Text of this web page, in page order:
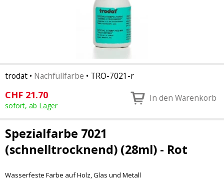
trodat • Nachfüllfarbe • TRO-7021-r
CHF 21.70
sofort, ab Lager
In den Warenkorb
Spezialfarbe 7021
(schnelltrocknend) (28ml) - Rot
Wasserfeste Farbe auf Holz, Glas und Metall